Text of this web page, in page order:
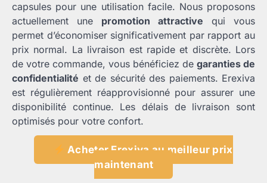
capsules pour une utilisation facile. Nous proposons
actuellement une promotion attractive qui vous
permet d’économiser significativement par rapport au
prix normal. La livraison est rapide et discrète. Lors
de votre commande, vous bénéficiez de garanties de
confidentialité et de sécurité des paiements. Erexiva
est régulièrement réapprovisionné pour assurer une
disponibilité continue. Les délais de livraison sont
optimisés pour votre confort.
Acheter Erexiva au meilleur prix
maintenant